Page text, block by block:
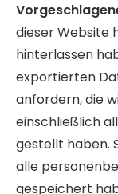
dieser Website
hinterlassen
exportierten
anfordern, die
einschließlich
gestellt haben.
alle
gespeichert